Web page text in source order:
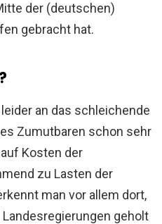
der (deutschen)
gebracht hat.
an das schleichende
Zumutbaren schon sehr
Kosten der
zu Lasten der
man vor allem dort,
Landesregierungen geholt